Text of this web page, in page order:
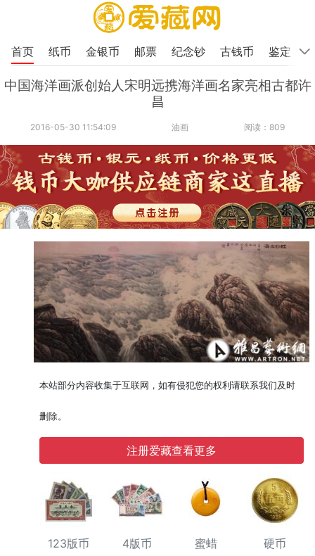
首页 纸币 金银币 邮票 纪念钞 古钱币 鉴定
中国海洋画派创始人宋明远携海洋画名家亮相古都许
昌
2016-05-30 11:54:09 油画 阅读：809
本站部分内容收集于互联网，如有侵犯您的权利请联系我们及时
删除。
注册爱藏查看更多
123版币 4版币 蜜蜡 硬币